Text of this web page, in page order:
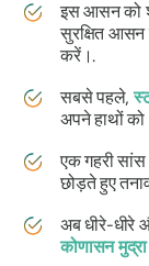
इस आसन को
सुरक्षित आसन
करें।.
सबसे पहले,
अपने हाथों
एक गहरी
छोड़ते हुए
अब धीरे-धीरे
कोणासन मुद्रा